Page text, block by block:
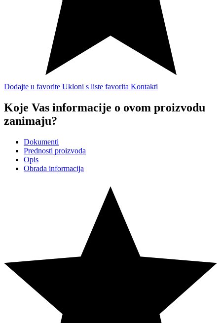
Dodajte u favorite Ukloni s liste favorita Kontakti
Koje Vas informacije o ovom proizvodu
zanimaju?
Dokumenti
Prednosti proizvoda
Opis
Obrada informacija